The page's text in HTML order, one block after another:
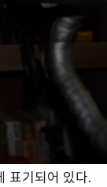
표기되어 있다.